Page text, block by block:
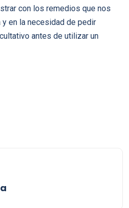
con los remedios que nos
y en la necesidad de pedir
antes de utilizar un